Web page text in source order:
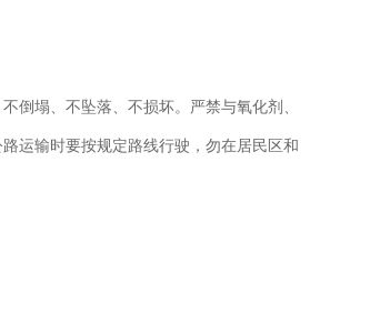
倒塌、不坠落、不损坏。严禁与氧化剂、
路运输时要按规定路线行驶，勿在居民区和